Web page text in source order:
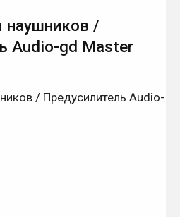
наушников /
Audio-gd Master